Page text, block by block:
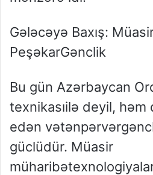
Gələcəyə Baxış:
PeşəkarGənclik
Bu gün Azərbaycan
texnikasıilə deyil, həm
edən vətənpərvər
güclüdür. Müasir
müharibə